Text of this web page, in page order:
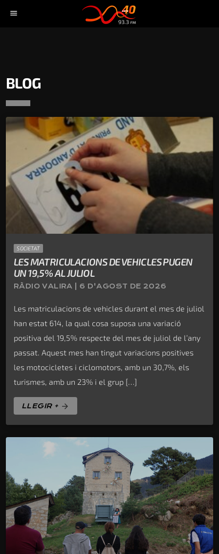
menu
BLOG
SOCIETAT
LES MATRICULACIONS DE VEHICLES PUGEN
UN 19,5% AL JULIOL
RÀDIO VALIRA | 6 D'AGOST DE 2026
Les matriculacions de vehicles durant el mes de juliol
han estat 614, la qual cosa suposa una variació
positiva del 19,5% respecte del mes de juliol de l’any
passat. Aquest mes han tingut variacions positives
les motocicletes i ciclomotors, amb un 30,7%, els
turismes, amb un 23% i el grup […]
LLEGIR + arrow_forward